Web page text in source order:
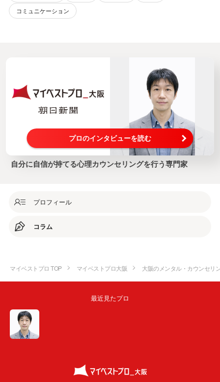
コミュニケーション
プロのインタビューを読む
自分に自信が持てる心理カウンセリングを行う専門家
プロフィール
コラム
マイベストプロ TOP マイベストプロ大阪 大阪のメンタル・カウンセリ
最近見たプロ